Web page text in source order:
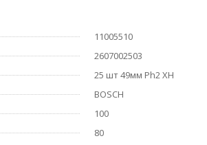
11005510
2607002503
25 шт 49мм Ph2 XH
BOSCH
100
80